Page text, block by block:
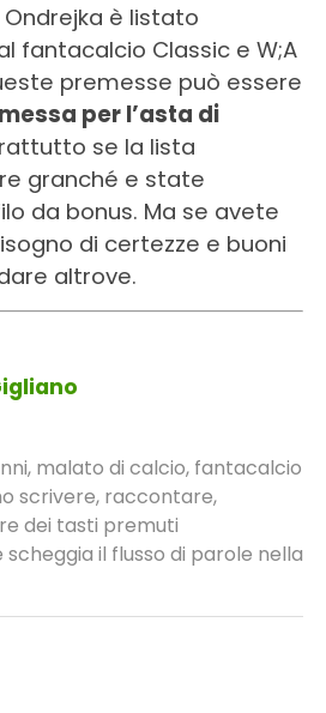
è listato
fantacalcio Classic e W;A
premesse può essere
per l’asta di
se la lista
granché e state
da bonus. Ma se avete
di certezze e buoni
altrove.
malato di calcio, fantacalcio
scrivere, raccontare,
dei tasti premuti
il flusso di parole nella